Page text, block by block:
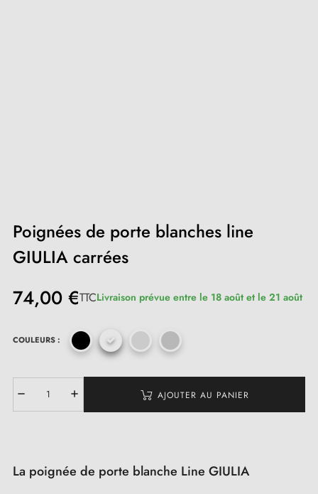
Poignées de porte blanches line
GIULIA carrées
74,00 €TTCLivraison prévue entre le 18 août et le 21 août
COULEURS :
AJOUTER AU PANIER
La poignée de porte blanche Line GIULIA